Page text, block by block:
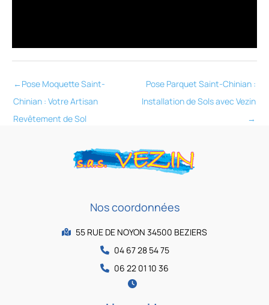
←Pose Moquette Saint-
Chinian : Votre Artisan
Revêtement de Sol
Pose Parquet Saint-Chinian :
Installation de Sols avec Vezin
→
Nos coordonnées
55 RUE DE NOYON 34500 BEZIERS
04 67 28 54 75
06 22 01 10 36